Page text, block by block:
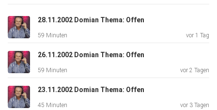
28.11.2002 Domian Thema: Offen
59 Minuten vor 1 Tag
26.11.2002 Domian Thema: Offen
59 Minuten vor 2 Tagen
23.11.2002 Domian Thema: Offen
45 Minuten vor 3 Tagen